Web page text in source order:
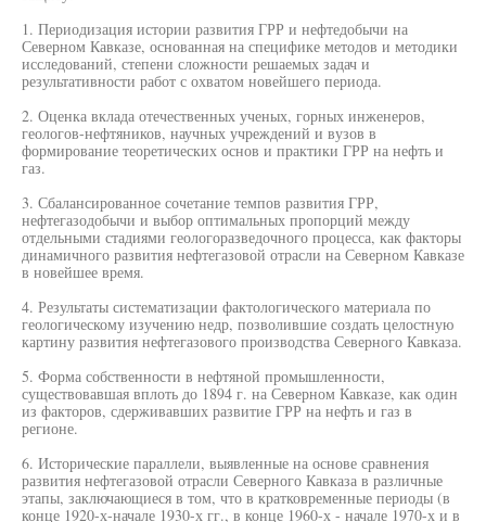
1. Периодизация истории развития ГРР и нефтедобычи на
Северном Кавказе, основанная на специфике методов и методики
исследований, степени сложности решаемых задач и
результативности работ с охватом новейшего периода.
2. Оценка вклада отечественных ученых, горных инженеров,
геологов-нефтяников, научных учреждений и вузов в
формирование теоретических основ и практики ГРР на нефть и
газ.
3. Сбалансированное сочетание темпов развития ГРР,
нефтегазодобычи и выбор оптимальных пропорций между
отдельными стадиями геологоразведочного процесса, как факторы
динамичного развития нефтегазовой отрасли на Северном Кавказе
в новейшее время.
4. Результаты систематизации фактологического материала по
геологическому изучению недр, позволившие создать целостную
картину развития нефтегазового производства Северного Кавказа.
5. Форма собственности в нефтяной промышленности,
существовавшая вплоть до 1894 г. на Северном Кавказе, как один
из факторов, сдерживавших развитие ГРР на нефть и газ в
регионе.
6. Исторические параллели, выявленные на основе сравнения
развития нефтегазовой отрасли Северного Кавказа в различные
этапы, заключающиеся в том, что в кратковременные периоды (в
конце 1920-х-начале 1930-х гг., в конце 1960-х - начале 1970-х и в